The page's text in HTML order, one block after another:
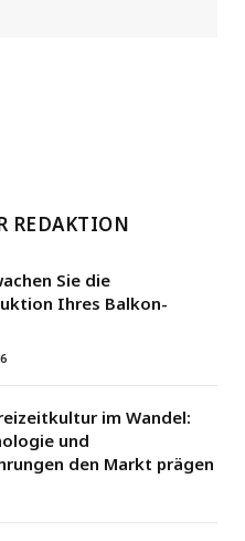
REDAKTION
Sie die
Ihres Balkon­
im Wandel:
und
den Markt prägen